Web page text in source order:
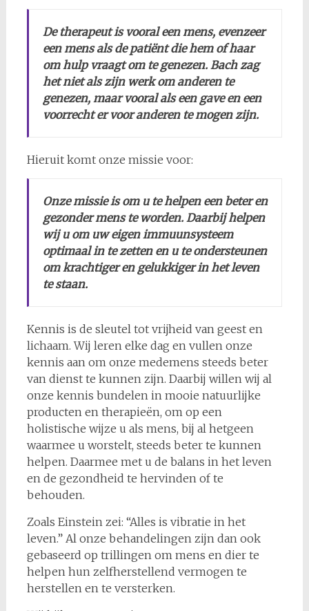
De therapeut is vooral een mens, evenzeer
een mens als de patiënt die hem of haar
om hulp vraagt om te genezen. Bach zag
het niet als zijn werk om anderen te
genezen, maar vooral als een gave en een
voorrecht er voor anderen te mogen zijn.
Hieruit komt onze missie voor:
Onze missie is om u te helpen een beter en
gezonder mens te worden. Daarbij helpen
wij u om uw eigen immuunsysteem
optimaal in te zetten en u te ondersteunen
om krachtiger en gelukkiger in het leven
te staan.
Kennis is de sleutel tot vrijheid van geest en
lichaam. Wij leren elke dag en vullen onze
kennis aan om onze medemens steeds beter
van dienst te kunnen zijn. Daarbij willen wij al
onze kennis bundelen in mooie natuurlijke
producten en therapieën, om op een
holistische wijze u als mens, bij al hetgeen
waarmee u worstelt, steeds beter te kunnen
helpen. Daarmee met u de balans in het leven
en de gezondheid te hervinden of te
behouden.
Zoals Einstein zei: “Alles is vibratie in het
leven.” Al onze behandelingen zijn dan ook
gebaseerd op trillingen om mens en dier te
helpen hun zelfherstellend vermogen te
herstellen en te versterken.